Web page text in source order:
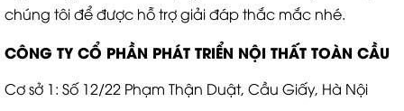
chúng tôi để được hỗ trợ giải đáp thắc mắc nhé.
CÔNG TY CỔ PHẦN PHÁT TRIỂN NỘI THẤT TOÀN CẦU
Cơ sở 1: Số 12/22 Phạm Thận Duật, Cầu Giấy, Hà Nội